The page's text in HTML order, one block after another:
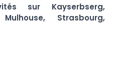
sur Kayserbserg,
Strasbourg,